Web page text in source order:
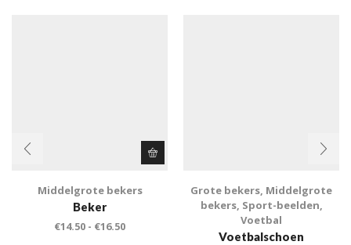
Middelgrote bekers
Beker
€14.50 - €16.50
Grote bekers, Middelgrote
bekers, Sport-beelden,
Voetbal
Voetbalschoen